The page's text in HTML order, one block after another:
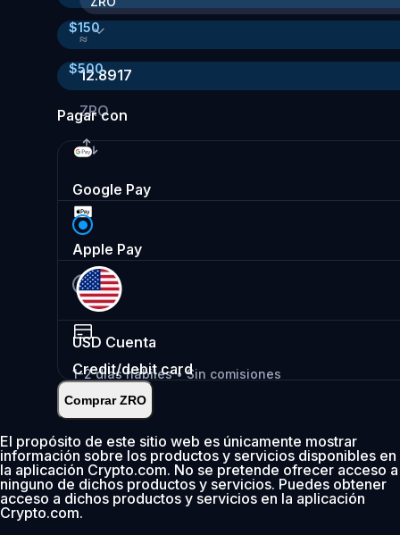
≈
12.8917
ZRO
$150
$500
Pagar con
Google Pay
Apple Pay
USD Cuenta
1-2 días hábiles • Sin comisiones
Depositar
Credit/debit card
Instantáneo
0 % de comisión los primeros 30 días
Añadir
Comprar ZRO
El propósito de este sitio web es únicamente mostrar
información sobre los productos y servicios disponibles en
la aplicación Crypto.com. No se pretende ofrecer acceso a
ninguno de dichos productos y servicios. Puedes obtener
acceso a dichos productos y servicios en la aplicación
Crypto.com.